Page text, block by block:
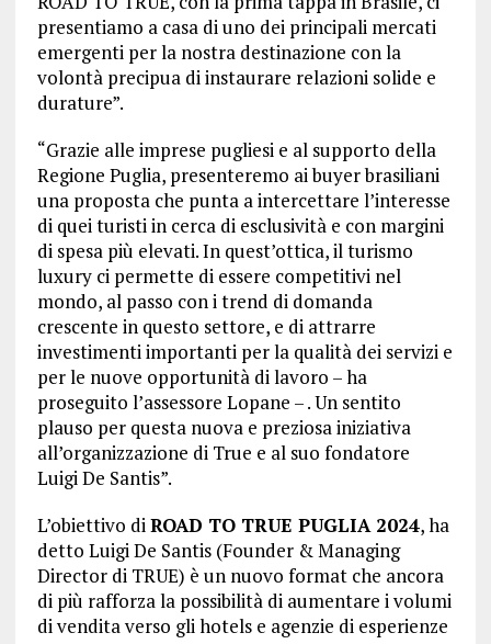
presentiamo a casa di uno dei principali mercati
emergenti per la nostra destinazione con la
volontà precipua di instaurare relazioni solide e
durature”.
“Grazie alle imprese pugliesi e al supporto della
Regione Puglia, presenteremo ai buyer brasiliani
una proposta che punta a intercettare l’interesse
di quei turisti in cerca di esclusività e con margini
di spesa più elevati. In quest’ottica, il turismo
luxury ci permette di essere competitivi nel
mondo, al passo con i trend di domanda
crescente in questo settore, e di attrarre
investimenti importanti per la qualità dei servizi e
per le nuove opportunità di lavoro – ha
proseguito l’assessore Lopane – . Un sentito
plauso per questa nuova e preziosa iniziativa
all’organizzazione di True e al suo fondatore
Luigi De Santis”.
L’obiettivo diROAD TO TRUE PUGLIA 2024, ha
detto Luigi De Santis (Founder & Managing
Director di TRUE) è un nuovo format che ancora
di più rafforza la possibilità di aumentare i volumi
di vendita verso gli hotels e agenzie di esperienze